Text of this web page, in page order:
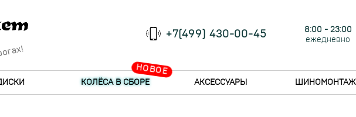
+7(499) 430-00-45
8:00 - 23:00
ежедневно
НОВОЕ
КОЛЁСА В СБОРЕ АКСЕССУАРЫ ШИНОМОНТАЖ